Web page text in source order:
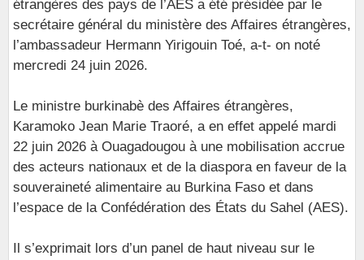
étrangères des pays de l’AES a été présidée par le
secrétaire général du ministère des Affaires étrangères,
l’ambassadeur Hermann Yirigouin Toé, a-t- on noté
mercredi 24 juin 2026.
Le ministre burkinabè des Affaires étrangères,
Karamoko Jean Marie Traoré, a en effet appelé mardi
22 juin 2026 à Ouagadougou à une mobilisation accrue
des acteurs nationaux et de la diaspora en faveur de la
souveraineté alimentaire au Burkina Faso et dans
l’espace de la Confédération des États du Sahel (AES).
Il s’exprimait lors d’un panel de haut niveau sur le